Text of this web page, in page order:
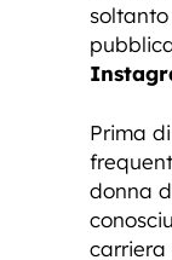
soltanto
Prima di
donna
carriera